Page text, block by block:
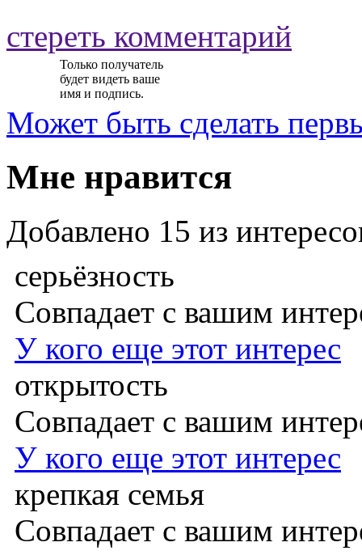
стереть комментарий
Только получатель
будет видеть ваше
имя и подпись.
Может быть сделать
Мне нравится
Добавлено 15 из
серьёзность
Совпадает с вашим
У кого еще этот интерес
открытость
Совпадает с вашим
У кого еще этот интерес
крепкая семья
Совпадает с вашим